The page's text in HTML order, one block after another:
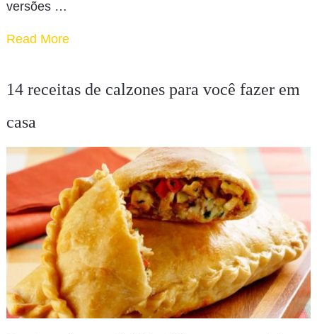
versões …
Read More
14 receitas de calzones para você fazer em
casa